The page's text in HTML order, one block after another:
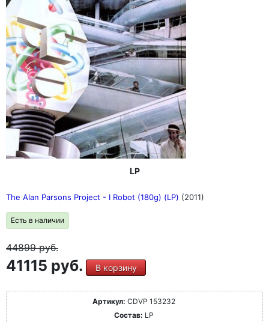
LP
The Alan Parsons Project - I Robot (180g) (LP) (2011)
Есть в наличии
44899руб.
41115 руб. В корзину
Артикул: CDVP 153232
Состав: LP